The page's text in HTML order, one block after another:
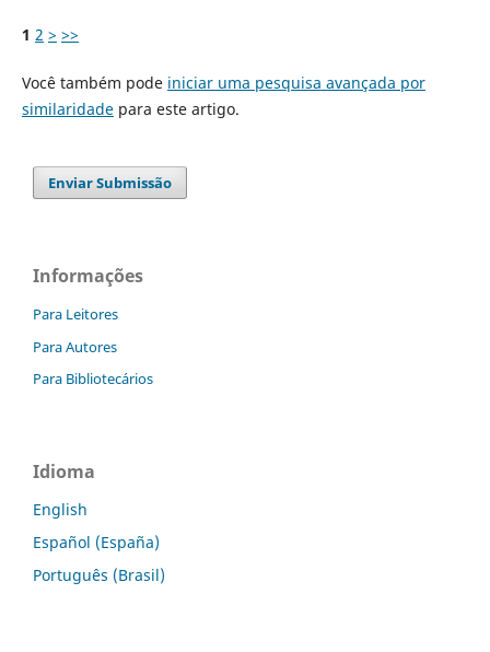
1 2 > >>
Você também pode iniciar uma pesquisa avançada por
similaridadepara este artigo.
Enviar Submissão
Informações
Para Leitores
Para Autores
Para Bibliotecários
Idioma
English
Español (España)
Português (Brasil)